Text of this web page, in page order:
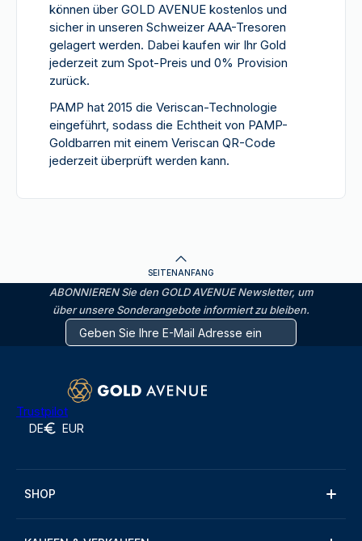
können über GOLD AVENUE kostenlos und
sicher in unseren Schweizer AAA-Tresoren
gelagert werden. Dabei kaufen wir Ihr Gold
jederzeit zum Spot-Preis und 0% Provision
zurück.
PAMP hat 2015 die Veriscan-Technologie
eingeführt, sodass die Echtheit von PAMP-
Goldbarren mit einem Veriscan QR-Code
jederzeit überprüft werden kann.
SEITENANFANG
ABONNIEREN Sie den GOLD AVENUE Newsletter, um
über unsere Sonderangebote informiert zu bleiben.
Trustpilot
DE EUR
SHOP